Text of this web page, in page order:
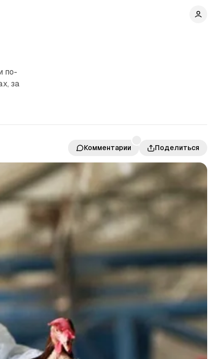
по-
за
Комментарии Поделиться